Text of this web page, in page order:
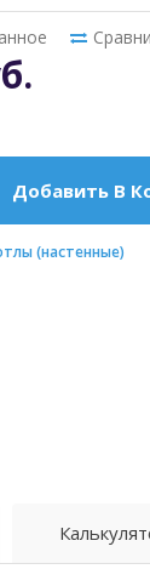
Добавить В
(настенные)